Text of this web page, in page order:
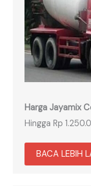
Harga Jayamix
Hingga Rp
BACA LEBIH